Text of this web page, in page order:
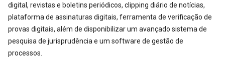
digital, revistas e boletins periódicos, clipping diário de notícias,
plataforma de assinaturas digitais, ferramenta de verificação de
provas digitais, além de disponibilizar um avançado sistema de
pesquisa de jurisprudência e um software de gestão de
processos.